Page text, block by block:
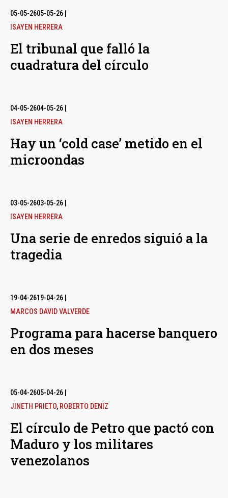
05-05-2605-05-26
ISAYEN HERRERA
El tribunal que falló la
cuadratura del círculo
04-05-2604-05-26
ISAYEN HERRERA
Hay un ‘cold case’ metido en el
microondas
03-05-2603-05-26
ISAYEN HERRERA
Una serie de enredos siguió a la
tragedia
19-04-2619-04-26
MARCOS DAVID VALVERDE
Programa para hacerse banquero
en dos meses
05-04-2605-04-26
JINETH PRIETO, ROBERTO DENIZ
El círculo de Petro que pactó con
Maduro y los militares
venezolanos